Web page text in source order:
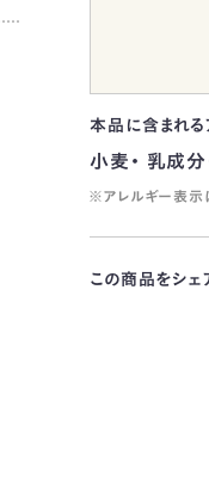
本品に含まれ
小麦・ 乳成分
※アレルギー表示
この商品をシェ